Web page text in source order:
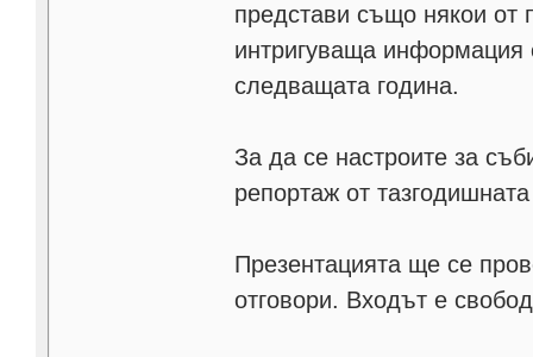
представи също някои от
интригуваща информация
следващата година.
За да се настроите за
репортаж от
Презентацията ще се
отговори. Входът е